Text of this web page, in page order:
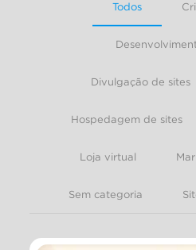
Todos
Divulgação de sites
Hospedagem de sites
Loja virtual
Sem categoria